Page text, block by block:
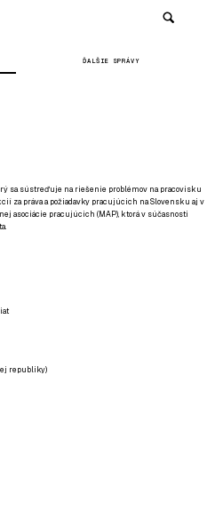
ĎALŠIE SPRÁVY
sa sústreďuje na riešenie problémov na pracovisku
za práva a požiadavky pracujúcich na Slovensku aj v
asociácie pracujúcich (MAP), ktorá v súčasnosti
republiky)